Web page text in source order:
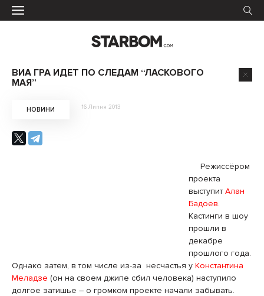
ВИА ГРА ИДЕТ ПО СЛЕДАМ “ЛАСКОВОГО
МАЯ”
НОВИНИ 16 Липня 2013
Режиссёром
проекта
выступит Алан
Бадоев.
Кастинги в шоу
прошли в
декабре
прошлого года.
Однако затем, в том числе из-за несчастья у Константина
Меладзе (он на своем джипе сбил человека) наступило
долгое затишье – о громком проекте начали забывать.